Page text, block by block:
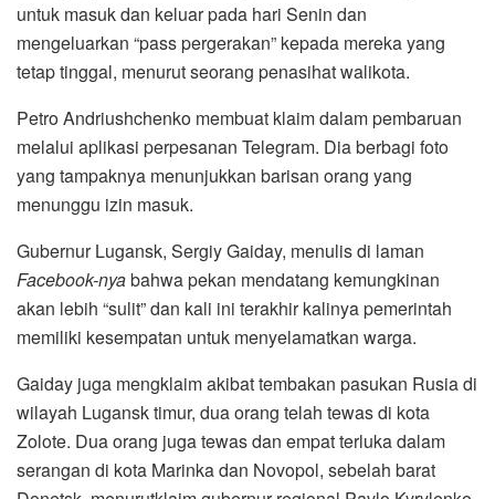
untuk masuk dan keluar pada hari Senin dan
mengeluarkan “pass pergerakan” kepada mereka yang
tetap tinggal, menurut seorang penasihat walikota.
Petro Andriushchenko membuat klaim dalam pembaruan
melalui aplikasi perpesanan Telegram. Dia berbagi foto
yang tampaknya menunjukkan barisan orang yang
menunggu izin masuk.
Gubernur Lugansk, Sergiy Gaiday, menulis di laman
Facebook-nyabahwa pekan mendatang kemungkinan
akan lebih “sulit” dan kali ini terakhir kalinya pemerintah
memiliki kesempatan untuk menyelamatkan warga.
Gaiday juga mengklaim akibat tembakan pasukan Rusia di
wilayah Lugansk timur, dua orang telah tewas di kota
Zolote. Dua orang juga tewas dan empat terluka dalam
serangan di kota Marinka dan Novopol, sebelah barat